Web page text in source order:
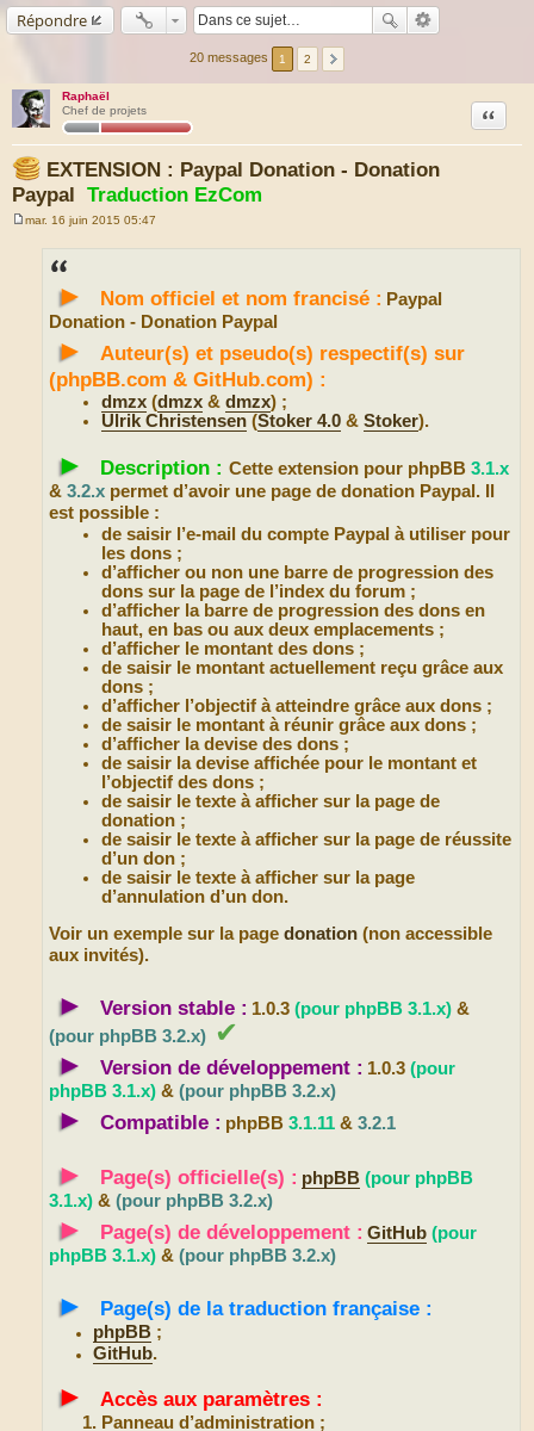
Répondre
20 messages 1 2
Raphaël
Chef de projets
EXTENSION : Paypal Donation - Donation
Paypal Traduction EzCom
Citation
mar. 16 juin 2015 05:47
► Nom officiel et nom francisé : Paypal
Donation - Donation Paypal
►
Auteur(s) et pseudo(s) respectif(s) sur
(phpBB.com & GitHub.com) :
dmzx (dmzx &dmzx) ;
Ulrik Christensen (Stoker 4.0 &Stoker).
► Description : Cette extension pour phpBB 3.1.x
& 3.2.x permet d’avoir une page de donation Paypal. Il
est possible :
de saisir l’e-mail du compte Paypal à utiliser pour
les dons ;
d’afficher ou non une barre de progression des
dons sur la page de l’index du forum ;
d’afficher la barre de progression des dons en
haut, en bas ou aux deux emplacements ;
d’afficher le montant des dons ;
de saisir le montant actuellement reçu grâce aux
dons ;
d’afficher l’objectif à atteindre grâce aux dons ;
de saisir le montant à réunir grâce aux dons ;
d’afficher la devise des dons ;
de saisir la devise affichée pour le montant et
l’objectif des dons ;
de saisir le texte à afficher sur la page de
donation ;
de saisir le texte à afficher sur la page de réussite
d’un don ;
de saisir le texte à afficher sur la page
d’annulation d’un don.
Voir un exemple sur la page donation (non accessible
aux invités).
► Version stable : 1.0.3 (pour phpBB 3.1.x) &
(pour phpBB 3.2.x) ✔
►
Version de développement : 1.0.3 (pour
phpBB 3.1.x) & (pour phpBB 3.2.x)
► Compatible : phpBB 3.1.11 & 3.2.1
► Page(s) officielle(s) : phpBB (pour phpBB
3.1.x) & (pour phpBB 3.2.x)
► Page(s) de développement : GitHub (pour
phpBB 3.1.x) & (pour phpBB 3.2.x)
► Page(s) de la traduction française :
phpBB ;
GitHub.
► Accès aux paramètres :
Panneau d’administration ;